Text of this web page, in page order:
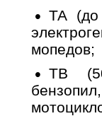
ТА
мопедов;
ТВ